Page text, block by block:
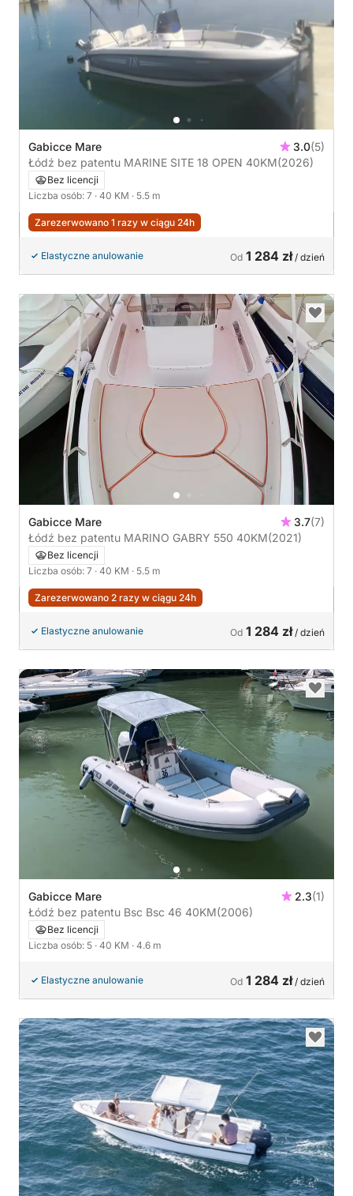
Gabicce Mare 3.0(5)
Łódź bez patentu MARINE SITE 18 OPEN 40KM(2026)
Bez licencji
Liczba osób: 7 · 40 KM · 5.5 m
Zarezerwowano 1 razy w ciągu 24h
Elastyczne anulowanie Od 1 284 zł/ dzień
Gabicce Mare 3.7(7)
Łódź bez patentu MARINO GABRY 550 40KM(2021)
Bez licencji
Liczba osób: 7 · 40 KM · 5.5 m
Zarezerwowano 2 razy w ciągu 24h
Elastyczne anulowanie Od 1 284 zł/ dzień
Gabicce Mare 2.3(1)
Łódź bez patentu Bsc Bsc 46 40KM(2006)
Bez licencji
Liczba osób: 5 · 40 KM · 4.6 m
Elastyczne anulowanie Od 1 284 zł/ dzień